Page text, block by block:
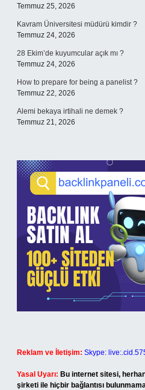
Temmuz 25, 2026
Kavram Üniversitesi müdürü kimdir ?
Temmuz 24, 2026
28 Ekim’de kuyumcular açık mı ?
Temmuz 24, 2026
How to prepare for being a panelist ?
Temmuz 22, 2026
Alemi bekaya irtihali ne demek ?
Temmuz 21, 2026
Reklam ve İletişim: Skype:
Yasal Uyarı: Bu internet sitesi,
şirketi ile hiçbir bağlantısı